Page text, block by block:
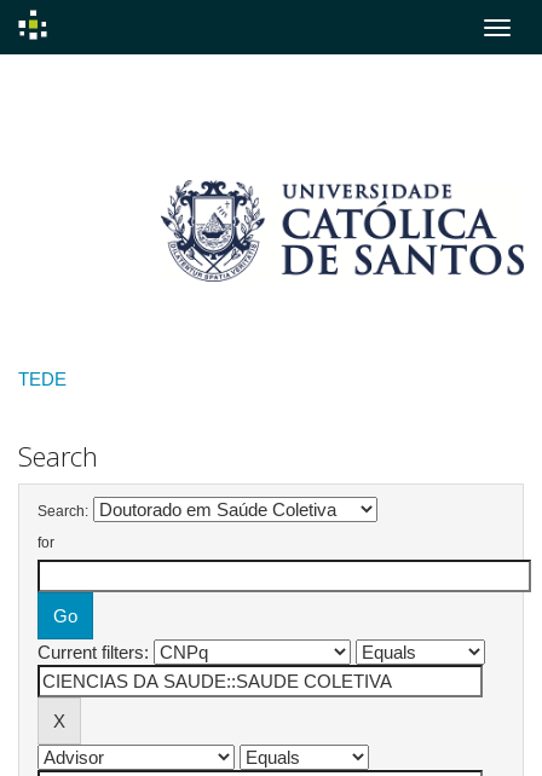
TEDE
Search
Search:
for
Current filters: